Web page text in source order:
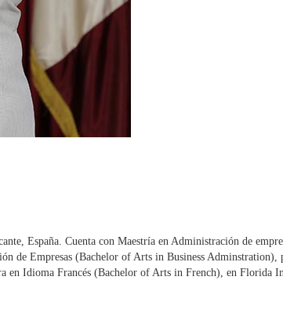
España. Cuenta con Maestría en Administración de
de Empresas (Bachelor of Arts in Business
en Idioma Francés (Bachelor of Arts in French), en